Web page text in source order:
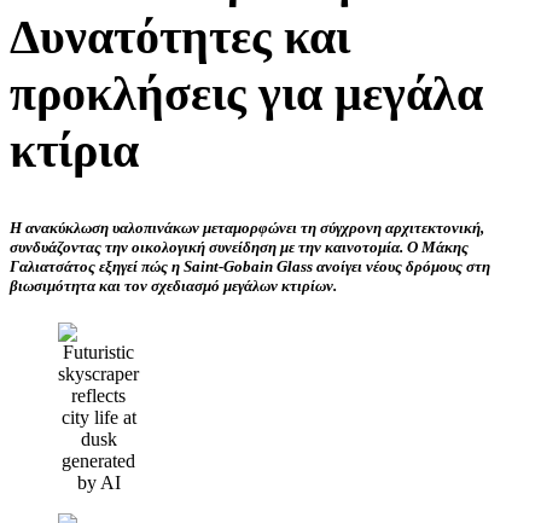
Δυνατότητες και
προκλήσεις για μεγάλα
κτίρια
Η ανακύκλωση υαλοπινάκων μεταμορφώνει τη σύγχρονη αρχιτεκτονική,
συνδυάζοντας την οικολογική συνείδηση με την καινοτομία. Ο Μάκης
Γαλιατσάτος εξηγεί πώς η Saint-Gobain Glass ανοίγει νέους δρόμους στη
βιωσιμότητα και τον σχεδιασμό μεγάλων κτιρίων.